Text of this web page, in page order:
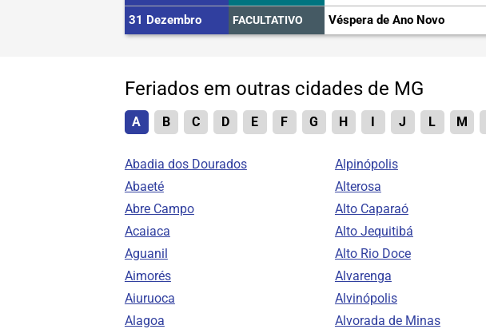
31 Dezembro
FACULTATIVO Véspera de Ano Novo
Feriados em outras cidades de MG
A B C D E F G H I J L M
Abadia dos Dourados
Abaeté
Abre Campo
Acaiaca
Aguanil
Aimorés
Aiuruoca
Alagoa
Alpinópolis
Alterosa
Alto Caparaó
Alto Jequitibá
Alto Rio Doce
Alvarenga
Alvinópolis
Alvorada de Minas